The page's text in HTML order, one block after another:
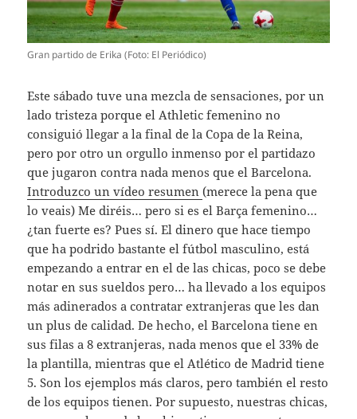
Gran partido de Erika (Foto: El Periódico)
Este sábado tuve una mezcla de sensaciones, por un
lado tristeza porque el Athletic femenino no
consiguió llegar a la final de la Copa de la Reina,
pero por otro un orgullo inmenso por el partidazo
que jugaron contra nada menos que el Barcelona.
Introduzco un vídeo resumen(merece la pena que
lo veais) Me diréis… pero si es el Barça femenino…
¿tan fuerte es? Pues sí. El dinero que hace tiempo
que ha podrido bastante el fútbol masculino, está
empezando a entrar en el de las chicas, poco se debe
notar en sus sueldos pero… ha llevado a los equipos
más adinerados a contratar extranjeras que les dan
un plus de calidad. De hecho, el Barcelona tiene en
sus filas a 8 extranjeras, nada menos que el 33% de
la plantilla, mientras que el Atlético de Madrid tiene
5. Son los ejemplos más claros, pero también el resto
de los equipos tienen. Por supuesto, nuestras chicas,